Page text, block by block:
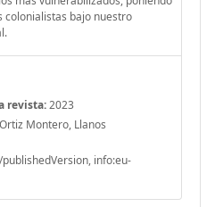
colonialistas bajo nuestro
revista:2023
Ortiz Montero, Llanos
info:eu-